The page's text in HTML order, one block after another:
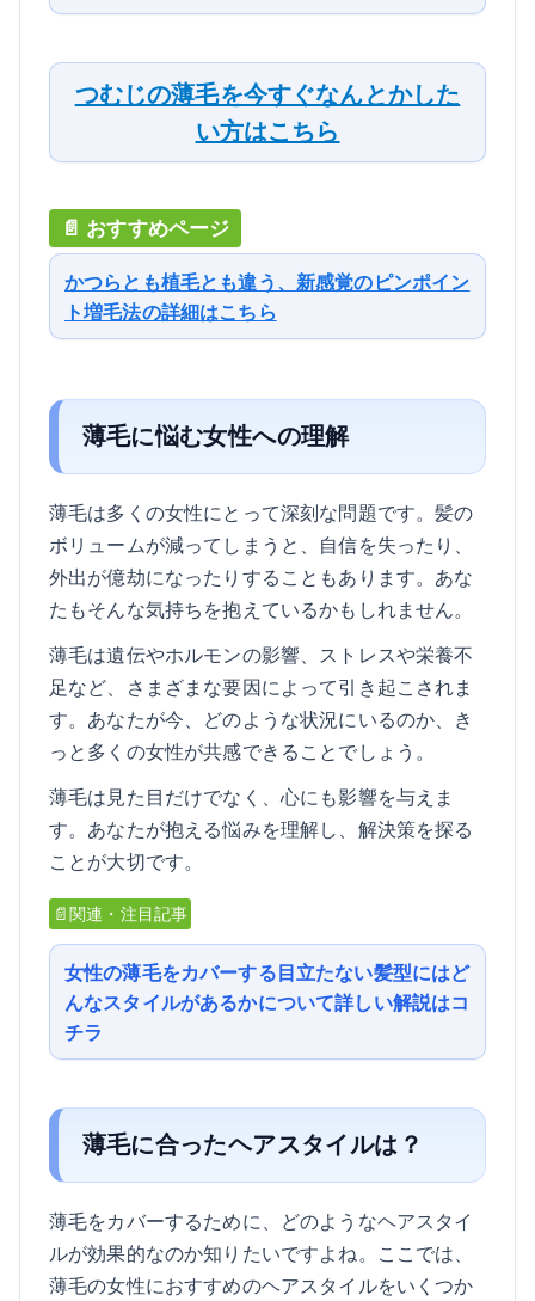
つむじの薄毛を今すぐなんとかした
い方はこちら
かつらとも植毛とも違う、新感覚のピンポイン
ト増毛法の詳細はこちら
薄毛に悩む女性への理解
薄毛は多くの女性にとって深刻な問題です。髪の
ボリュームが減ってしまうと、自信を失ったり、
外出が億劫になったりすることもあります。あな
たもそんな気持ちを抱えているかもしれません。
薄毛は遺伝やホルモンの影響、ストレスや栄養不
足など、さまざまな要因によって引き起こされま
す。あなたが今、どのような状況にいるのか、き
っと多くの女性が共感できることでしょう。
薄毛は見た目だけでなく、心にも影響を与えま
す。あなたが抱える悩みを理解し、解決策を探る
ことが大切です。
📄関連・注目記事
女性の薄毛をカバーする目立たない髪型にはど
んなスタイルがあるかについて詳しい解説はコ
チラ
薄毛に合ったヘアスタイルは？
薄毛をカバーするために、どのようなヘアスタイ
ルが効果的なのか知りたいですよね。ここでは、
薄毛の女性におすすめのヘアスタイルをいくつか